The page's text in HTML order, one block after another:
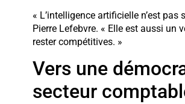
« L’intelligence artificielle n’est
Pierre Lefebvre. « Elle est aussi un
rester compétitives. »
Vers une
secteur